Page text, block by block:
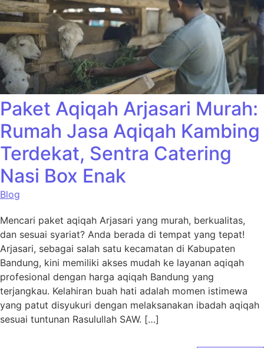
Paket Aqiqah Arjasari Murah:
Rumah Jasa Aqiqah Kambing
Terdekat, Sentra Catering
Nasi Box Enak
Blog
Mencari paket aqiqah Arjasari yang murah, berkualitas,
dan sesuai syariat? Anda berada di tempat yang tepat!
Arjasari, sebagai salah satu kecamatan di Kabupaten
Bandung, kini memiliki akses mudah ke layanan aqiqah
profesional dengan harga aqiqah Bandung yang
terjangkau. Kelahiran buah hati adalah momen istimewa
yang patut disyukuri dengan melaksanakan ibadah aqiqah
sesuai tuntunan Rasulullah SAW. […]